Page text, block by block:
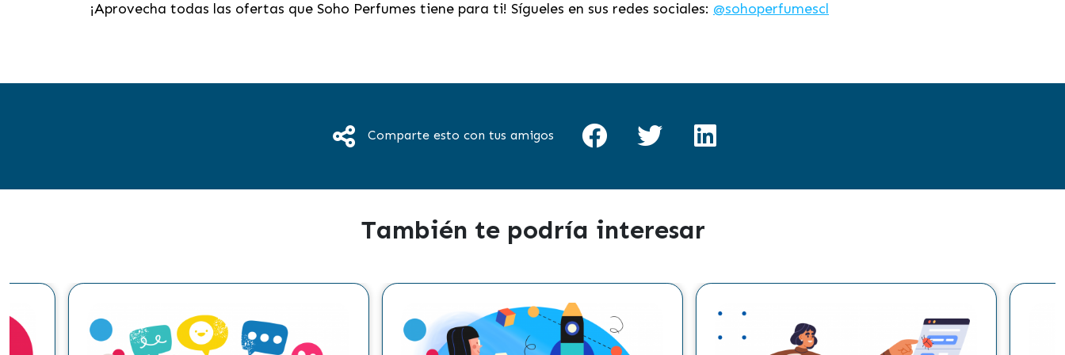
¡Aprovecha todas las ofertas que Soho Perfumes tiene para ti! Sígueles en sus redes sociales: @sohoperfumescl
Comparte esto con tus amigos
También te podría interesar